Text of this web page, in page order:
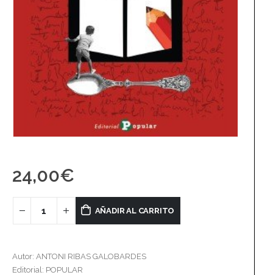
24,00€
AÑADIR AL CARRITO
Autor: ANTONI RIBAS GALOBARDES
Editorial: POPULAR